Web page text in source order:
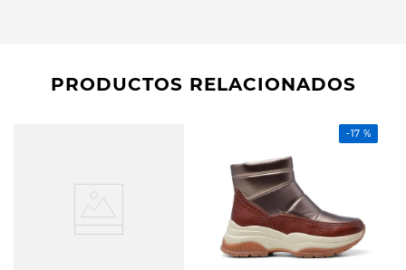
PRODUCTOS RELACIONADOS
-17 %